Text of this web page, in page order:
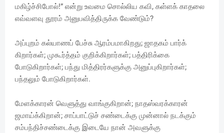
மகிழ்ச்சிபோல்!” என்று உவமை சொல்லிய கவி, கள்ளக் காதலை
எவ்வளவு தூரம் அனுபவித்திருக்க வேண்டும்?
அப்புறம் கல்யாணப் பேச்சு ஆரம்பமாகிறது; ஜாதகம் பார்க்
கிறார்கள்; முகூர்த்தம் குறிக்கிறார்கள்; பத்திரிக்கை
போடுகிறார்கள்; பந்து மித்திரர்களுக்கு அனுப்புகிறார்கள்;
பந்தலும் போடுகிறார்கள்.
மேளக்காரன் வெளுத்து வாங்குகிறான்; நாதஸ்வரக்காரன்
ஜமாய்க்கிறான்; சாப்பாட்டுச் சண்டைக்கு முன்னால் நடக்கும்
சம்பந்திச்சண்டைக்கு இடையே நான் அவளுக்கு